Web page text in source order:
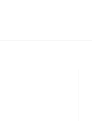
Товар
2,699.00